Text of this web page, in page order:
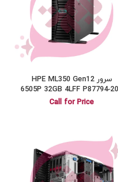
سرور HPE ML350 Gen12
6505P 32GB 4LFF
Call for Price